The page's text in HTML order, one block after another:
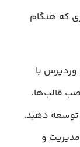
که هنگام
وردپرس با
قالب‌ها،
توسعه دهید.
و